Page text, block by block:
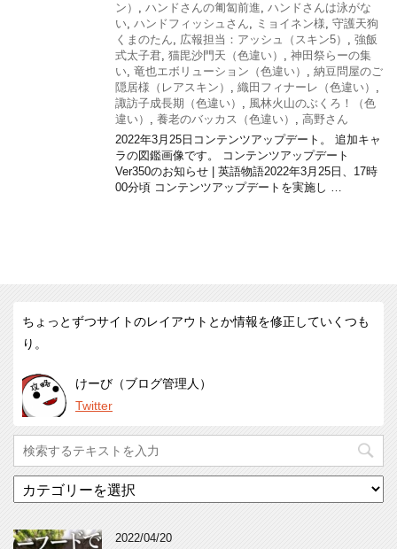
ン） , ハンドさんの匍匐前進, ハンドさんは泳がな
い, ハンドフィッシュさん, ミョイネン様, 守護天狗
くまのたん, 広報担当：アッシュ（スキン5） , 強飯
式太子君, 猫毘沙門天（色違い） , 神田祭らーの集
い, 竜也エボリューション（色違い） , 納豆問屋のご
隠居様（レアスキン） , 織田フィナーレ（色違い） ,
諏訪子成長期（色違い） , 風林火山のぶくろ！（色
違い） , 養老のバッカス（色違い） , 高野さん
2022年3月25日コンテンツアップデート。 追加キャ
ラの図鑑画像です。 コンテンツアップデート
Ver350のお知らせ | 英語物語2022年3月25日、17時
00分頃 コンテンツアップデートを実施し …
ちょっとずつサイトのレイアウトとか情報を修正していくつも
り。
けーび（ブログ管理人）
Twitter
テ
リ
2022/04/20